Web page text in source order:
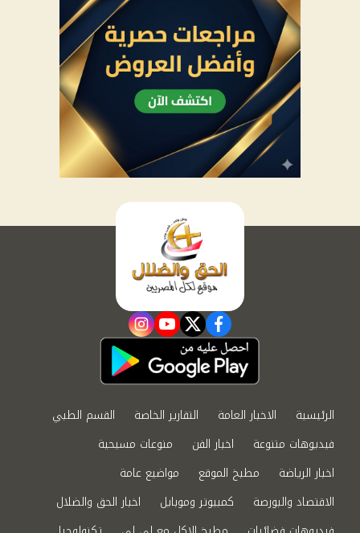
facebook
twitter
youtube
instagram
الرئيسية الاخبار العامة التقارير الخاصة
القسم الطبي
فيديوهات متنوعة
اخبار الفن
منوعات مسيحية
اخبار الرياضة
مطبخ الموقع
مواضيع عامة
الاقتصاد والبورصة
كمبيوتر وموبايل
اخبار الحق والضلال